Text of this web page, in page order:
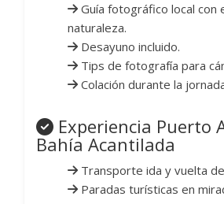
Guía fotográfico local con
naturaleza.
Desayuno incluido.
Tips de fotografía para
Colación durante la
Experiencia Puerto
Bahía Acantilada
Transporte ida y vuelta
Paradas turísticas en